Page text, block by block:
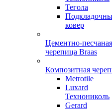
Тегола
ковер
Цементно-песчаная
черепица Braas
Композитная
Metrotile
Luxard
Технониколь
Gerard